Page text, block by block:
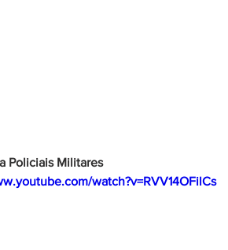
Policiais Militares
watch?v=RVV14OFilCs